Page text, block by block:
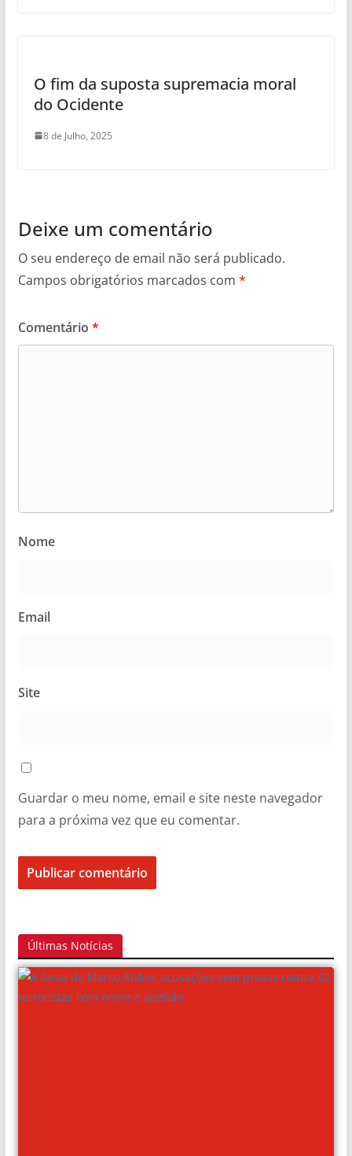
O fim da suposta supremacia moral
do Ocidente
8 de Julho, 2025
Deixe um comentário
O seu endereço de email não será publicado.
Campos obrigatórios marcados com *
Comentário *
Nome
Email
Site
Guardar o meu nome, email e site neste navegador
para a próxima vez que eu comentar.
Últimas Notícias